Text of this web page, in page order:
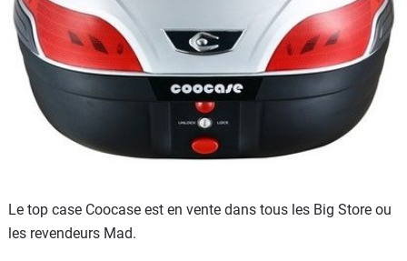
Le top case Coocase est en vente dans tous les Big Store ou
les revendeurs Mad.